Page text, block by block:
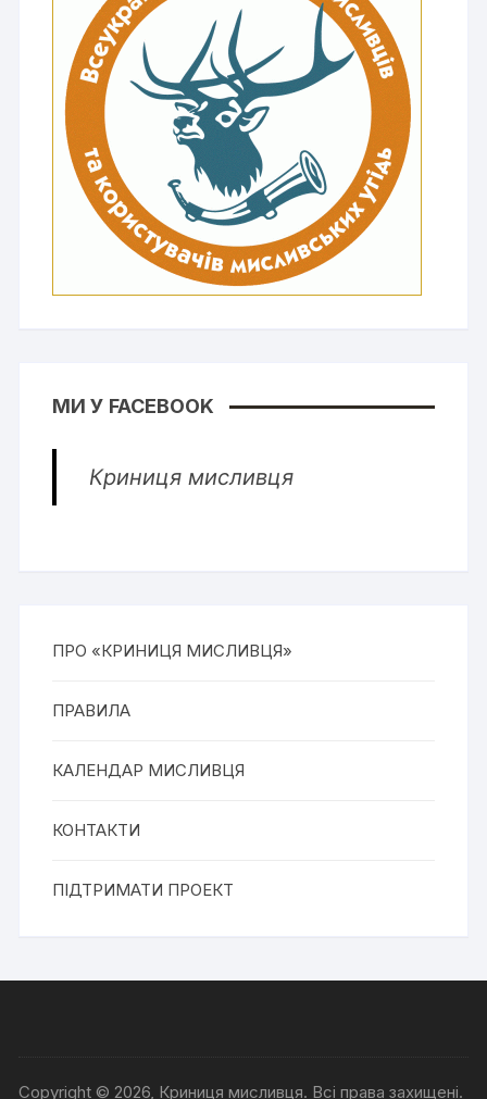
МИ У FACEBOOK
Криниця мисливця
ПРО «КРИНИЦЯ МИСЛИВЦЯ»
ПРАВИЛА
КАЛЕНДАР МИСЛИВЦЯ
КОНТАКТИ
ПІДТРИМАТИ ПРОЕКТ
Copyright © 2026, Криниця мисливця. Всі права захищені.